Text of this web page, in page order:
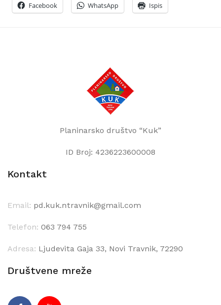
Facebook WhatsApp Ispis
Planinarsko društvo “Kuk”
ID Broj: 4236223600008
Kontakt
Email: pd.kuk.ntravnik@gmail.com
Telefon: 063 794 755
Adresa: Ljudevita Gaja 33, Novi Travnik, 72290
Društvene mreže